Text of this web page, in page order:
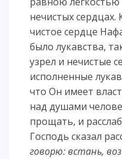
нечистых сердцах.
чистое сердце
было лукавства,
узрел и нечистые
исполненные
что Он имеет
над душами
прощать, и
Господь сказал
говорю: встань,